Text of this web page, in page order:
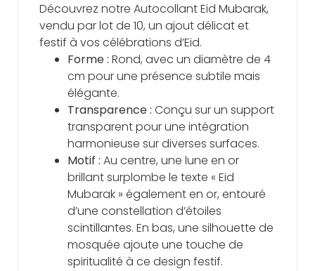
Découvrez notre Autocollant Eid Mubarak,
vendu par lot de 10, un ajout délicat et
festif à vos célébrations d’Eid.
Forme : Rond, avec un diamètre de 4
cm pour une présence subtile mais
élégante.
Transparence : Conçu sur un support
transparent pour une intégration
harmonieuse sur diverses surfaces.
Motif : Au centre, une lune en or
brillant surplombe le texte « Eid
Mubarak » également en or, entouré
d’une constellation d’étoiles
scintillantes. En bas, une silhouette de
mosquée ajoute une touche de
spiritualité à ce design festif.